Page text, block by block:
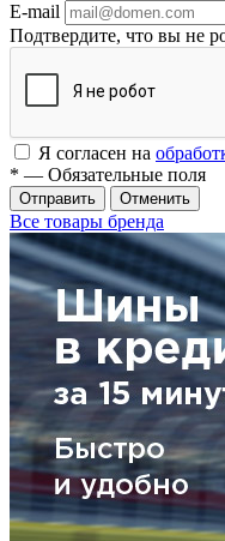
E-mail
Подтвердите, что вы не
Я согласен на
* — Обязательные поля
Отменить
Все товары бренда